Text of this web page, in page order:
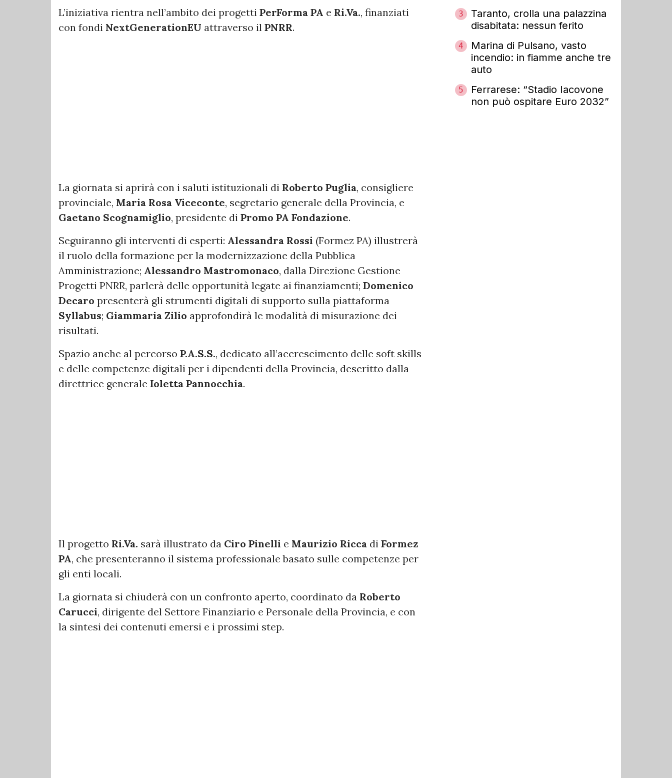
L’iniziativa rientra nell’ambito dei progetti PerForma PA e Ri.Va., finanziati
con fondi NextGenerationEU attraverso il PNRR.
La giornata si aprirà con i saluti istituzionali di Roberto Puglia, consigliere
provinciale, Maria Rosa Viceconte, segretario generale della Provincia, e
Gaetano Scognamiglio, presidente di Promo PA Fondazione.
Seguiranno gli interventi di esperti: Alessandra Rossi (Formez PA) illustrerà
il ruolo della formazione per la modernizzazione della Pubblica
Amministrazione; Alessandro Mastromonaco, dalla Direzione Gestione
Progetti PNRR, parlerà delle opportunità legate ai finanziamenti; Domenico
Decaro presenterà gli strumenti digitali di supporto sulla piattaforma
Syllabus; Giammaria Zilio approfondirà le modalità di misurazione dei
risultati.
Spazio anche al percorso P.A.S.S., dedicato all’accrescimento delle soft skills
e delle competenze digitali per i dipendenti della Provincia, descritto dalla
direttrice generale Ioletta Pannocchia.
Il progetto Ri.Va. sarà illustrato da Ciro Pinelli e Maurizio Ricca di Formez
PA, che presenteranno il sistema professionale basato sulle competenze per
gli enti locali.
La giornata si chiuderà con un confronto aperto, coordinato da Roberto
Carucci, dirigente del Settore Finanziario e Personale della Provincia, e con
la sintesi dei contenuti emersi e i prossimi step.
3
Taranto, crolla una palazzina
disabitata: nessun ferito
4
Marina di Pulsano, vasto
incendio: in fiamme anche tre
auto
5
Ferrarese: “Stadio Iacovone
non può ospitare Euro 2032”